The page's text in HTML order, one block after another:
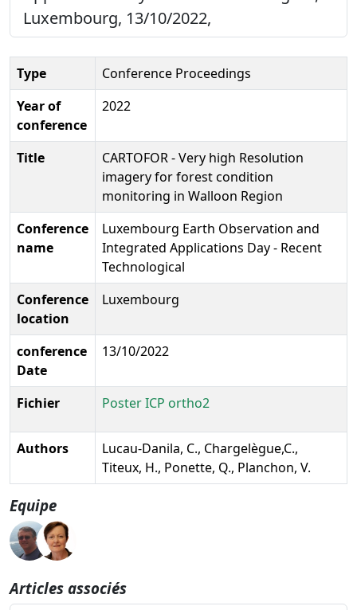
Luxembourg, 13/10/2022,
Type
Conference Proceedings
Year of
conference
2022
Title
CARTOFOR - Very high Resolution
imagery for forest condition
monitoring in Walloon Region
Conference
name
Luxembourg Earth Observation and
Integrated Applications Day - Recent
Technological
Conference
location
Luxembourg
conference
Date
13/10/2022
Fichier Poster ICP ortho2
Authors
Lucau-Danila, C., Chargelègue,C.,
Titeux, H., Ponette, Q., Planchon, V.
Equipe
Articles associés